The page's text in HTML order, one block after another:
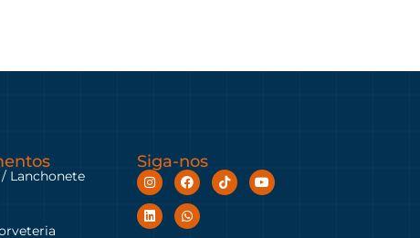
Lanchonete
Siga-nos